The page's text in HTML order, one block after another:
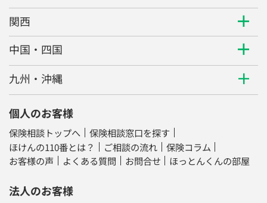
関西
中国・四国
九州・沖縄
個人のお客様
保険相談トップへ
保険相談窓口を探す
ほけんの110番とは？
ご相談の流れ
保険コラム
お客様の声
よくある質問 お問合せ ほっとんくんの部屋
法人のお客様